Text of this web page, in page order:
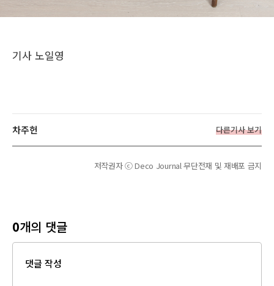
기사 노일영
차주헌 다른기사 보기
저작권자 ⓒ Deco Journal 무단전재 및 재배포 금지
0개의 댓글
댓글 작성